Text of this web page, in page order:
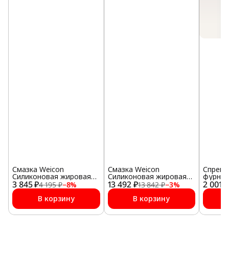
3 845 ₽4 195 ₽−8%
Смазка Weicon
Силиконовая жировая
85 г
В корзину
13 492 ₽13 842 ₽−3%
Смазка Weicon
Силиконовая жировая
450 г
В корзину
2 001 ₽
Спрей